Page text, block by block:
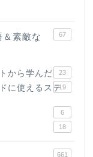
素敵な
67
から学んだ 23
に使えるステ19
6
18
661